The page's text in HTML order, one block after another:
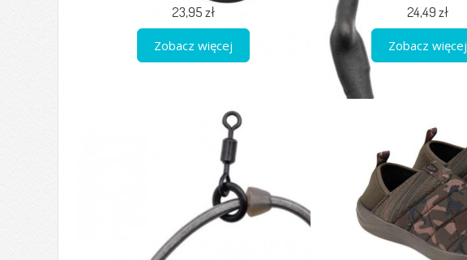
23,95 zł
Zobacz więcej
24,49 zł
Zobacz więcej